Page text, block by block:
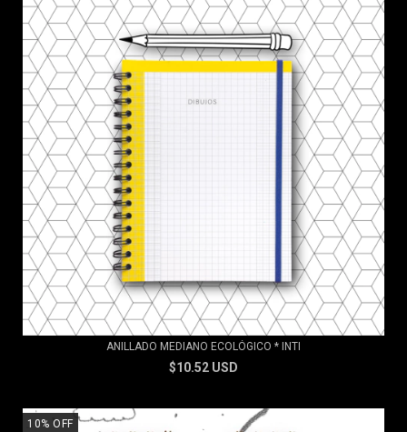
ANILLADO MEDIANO ECOLÓGICO * INTI
$10.52 USD
10% OFF